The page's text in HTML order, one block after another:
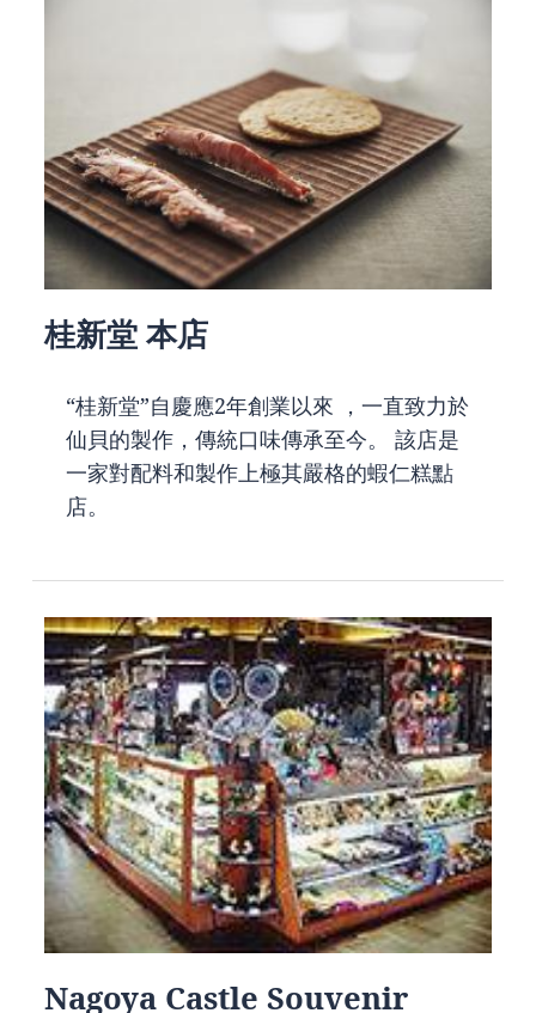
桂新堂 本店
“桂新堂”自慶應2年創業以來 ，一直致力於
仙貝的製作，傳統口味傳承至今。 該店是
一家對配料和製作上極其嚴格的蝦仁糕點
店。
Nagoya Castle Souvenir